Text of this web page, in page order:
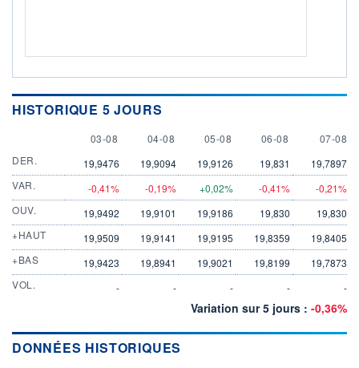
HISTORIQUE 5 JOURS
3 AUGUST
03-08 4 AUGUST
04-08 5 AUGUST
05-08 6 AUGUST
06-08 7
07-08
DER.
19,9476 19,9094 19,9126 19,831
19,7897
VAR.
-0,41% -0,19% +0,02% -0,41%
-0,21%
OUV.
19,9492 19,9101 19,9186 19,830
19,830
+HAUT
19,9509 19,9141 19,9195 19,8359
19,8405
+BAS
19,9423 19,8941 19,9021 19,8199
19,7873
VOL.
- - - - -
Variation sur 5 jours : -0,36%
DONNÉES HISTORIQUES